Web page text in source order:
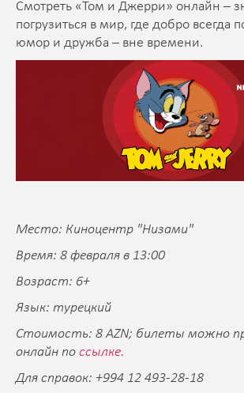
Смотреть «Том и Джерри» онлайн –
погрузиться в мир, где добро всегда
юмор и дружба – вне времени.
Место: Киноцентр "Низами"
Время: 8 февраля в 13:00
Возраст: 6+
Язык: турецкий
Стоимость: 8 AZN; билеты можно
онлайн по ссылке.
Для справок: +994 12 493-28-18